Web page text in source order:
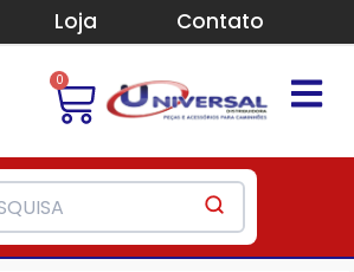
Loja Contato
0